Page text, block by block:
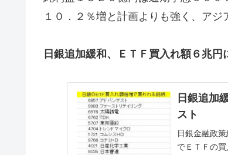
１０．２％増と計画よりも強く、ア
日銀追加緩和、ＥＴＦ買入れ額６兆円
日銀追加
スト
日銀金融政
でＥＴＦの